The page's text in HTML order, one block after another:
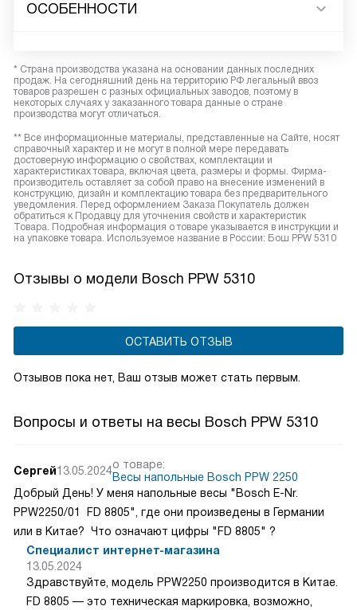
ОСОБЕННОСТИ
* Страна производства указана на основании данных последних
продаж. На сегодняшний день на территорию РФ легальный ввоз
товаров разрешен с разных официальных заводов, поэтому в
некоторых случаях у заказанного товара данные о стране
производства могут отличаться.
** Все информационные материалы, представленные на Сайте, носят
справочный характер и не могут в полной мере передавать
достоверную информацию о свойствах, комплектации и
характеристиках товара, включая цвета, размеры и формы. Фирма-
производитель оставляет за собой право на внесение изменений в
конструкцию, дизайн и комплектацию товара без предварительного
уведомления. Перед оформлением Заказа Покупатель должен
обратиться к Продавцу для уточнения свойств и характеристик
Товара. Подробная информация о товаре указывается в инструкции и
на упаковке товара. Используемое название в России: Бош PPW 5310
Отзывы о модели Bosch PPW 5310
ОСТАВИТЬ ОТЗЫВ
Отзывов пока нет, Ваш отзыв может стать первым.
Вопросы и ответы на весы Bosch PPW 5310
Сергей13.05.2024о товаре:
Весы напольные Bosch PPW 2250
Добрый День! У меня напольные весы "Bosch E-Nr.
PPW2250/01 FD 8805", где они произведены в Германии
или в Китае? Что означают цифры "FD 8805" ?
Специалист интернет-магазина
13.05.2024
Здравствуйте, модель PPW2250 производится в Китае.
FD 8805 — это техническая маркировка, возможно,